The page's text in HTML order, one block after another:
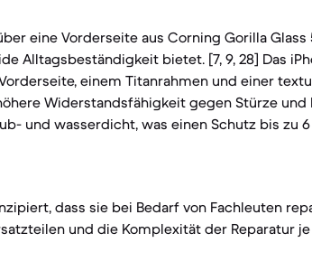
eine Vorderseite aus Corning Gorilla Glass
Alltagsbeständigkeit bietet. [7, 9, 28] Das
einem Titanrahmen und einer
Widerstandsfähigkeit gegen Stürze und
und wasserdicht, was einen Schutz bis zu
dass sie bei Bedarf von Fachleuten
und die Komplexität der Reparatur